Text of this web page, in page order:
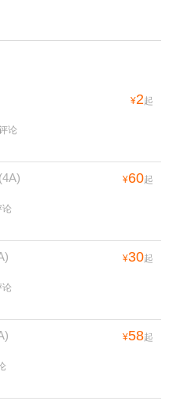
¥2起
论
(4A) ¥60起
论
¥30起
¥58起